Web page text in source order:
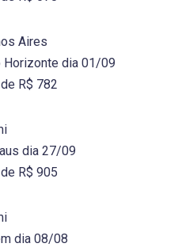
Aires
Horizonte dia 01/09
R$ 782
dia 27/09
R$ 905
dia 08/08